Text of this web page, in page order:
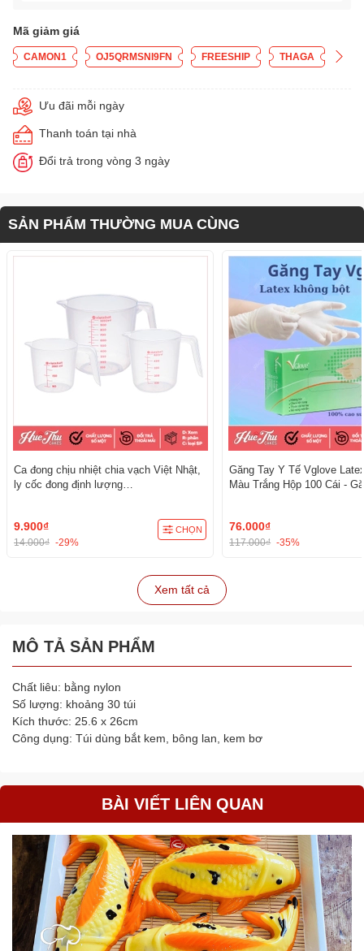
Mã giảm giá
CAMON1 OJ5QRMSNI9FN FREESHIP THAGA
Ưu đãi mỗi ngày
Thanh toán tại nhà
Đổi trả trong vòng 3 ngày
SẢN PHẨM THƯỜNG MUA CÙNG
Ca đong chịu nhiệt chia vạch Việt Nhật,
ly cốc đong định lượng
9.900₫
14.000₫ -29%
CHỌN
Găng Tay Y Tế Vglove
Màu Trắng Hộp 100 Cái -
76.000₫
117.000₫ -35%
Xem tất cả
MÔ TẢ SẢN PHẨM
Chất liêu: bằng nylon
Số lượng: khoảng 30 túi
Kích thước: 25.6 x 26cm
Công dụng: Túi dùng bắt kem, bông lan, kem bơ
BÀI VIẾT LIÊN QUAN